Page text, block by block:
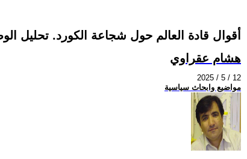
أقوال قادة العالم حول شجاعة الكورد. تحليل
هشام عقراوي
2025 / 5 / 12
مواضيع وابحاث سياسية